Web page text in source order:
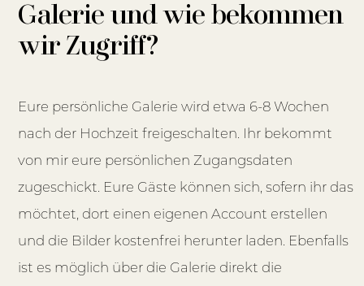
Galerie und wie bekommen
wir Zugriff?
Eure persönliche Galerie wird etwa 6-8 Wochen
nach der Hochzeit freigeschalten. Ihr bekommt
von mir eure persönlichen Zugangsdaten
zugeschickt. Eure Gäste können sich, sofern ihr das
möchtet, dort einen eigenen Account erstellen
und die Bilder kostenfrei herunter laden. Ebenfalls
ist es möglich über die Galerie direkt die